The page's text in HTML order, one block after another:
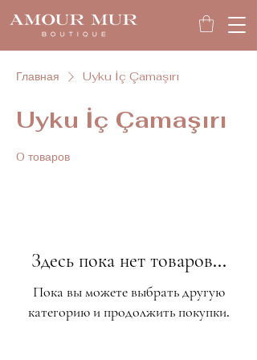
Главная Uyku İç Çamaşırı
Uyku İç Çamaşırı
0 товаров
Здесь пока нет товаров...
Пока вы можете выбрать другую
категорию и продолжить покупки.